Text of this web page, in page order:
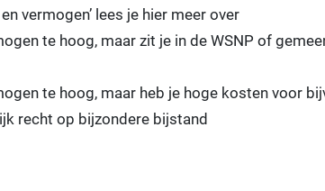
vermogen’ lees je hier meer over
te hoog, maar zit je in de WSNP of
te hoog, maar heb je hoge kosten voor
recht op bijzondere bijstand